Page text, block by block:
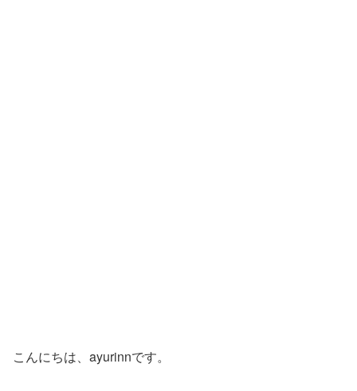
こんにちは、ayurinnです。